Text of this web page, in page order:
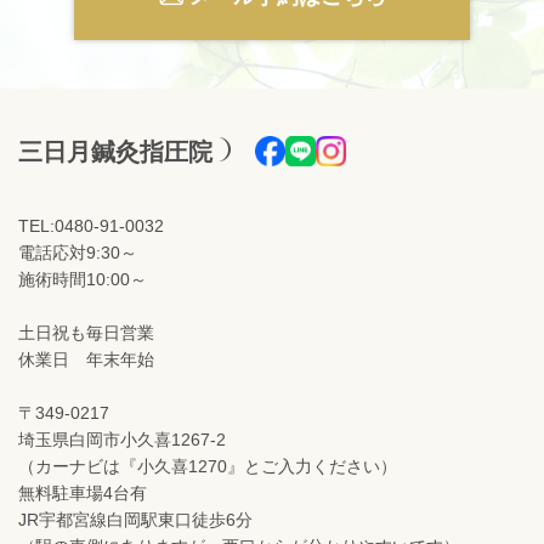
三日月鍼灸指圧院
TEL:0480-91-0032
電話応対9:30～
施術時間10:00～
土日祝も毎日営業
休業日 年末年始
〒349-0217
埼玉県白岡市小久喜1267-2
（カーナビは『小久喜1270』とご入力ください）
無料駐車場4台有
JR宇都宮線白岡駅東口徒歩6分